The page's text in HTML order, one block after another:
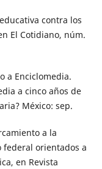
contra los
El Cotidiano, núm.
a Enciclomedia.
a cinco años de
México: sep.
a la
orientados a
en Revista